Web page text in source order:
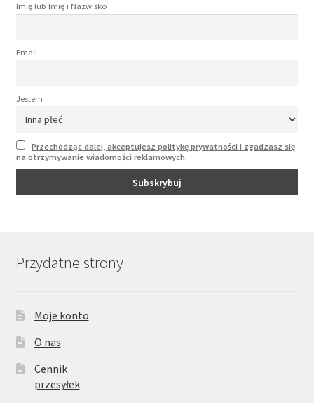
Imię lub Imię i Nazwisko
Email
Jestem
Przechodząc dalej, akceptujesz politykę prywatności i zgadzasz się
na otrzymywanie wiadomości reklamowych.
Przydatne strony
Moje konto
O nas
Cennik
przesyłek